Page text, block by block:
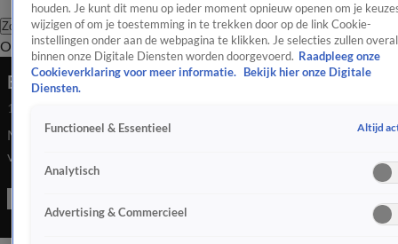
Zoeken
OverzichtEntertainmentSpraakmakendRealityCrimeVideo's
Een échte rasartiest op date!
14 nov 2024, 10:11
Marli blijkt Gio al te kennen! En niet zomaar, maar van een
virale hit die hij heeft gescoord met zijn nummer Laat Je Gaan!
Hij pakt Marli helemaal in wanneer hij het voor haar zingt,
houden. Je kunt dit menu op ieder moment opnieuw openen om je
wijzigen of om je toestemming in te trekken door op de link Cookie-
instellingen onder aan de webpagina te klikken. Je selecties zullen overal
binnen onze Digitale Diensten worden doorgevoerd. Raadpleeg onze
Cookieverklaring voor meer informatie.
Bekijk hier onze Digitale
Diensten.
Functioneel & Essentieel Altijd
Analytisch
Advertising & Commercieel